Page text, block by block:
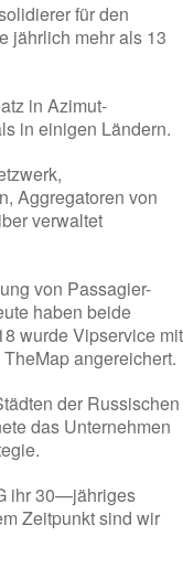
für den
jährlich mehr als 13
in Azimut-
in einigen Ländern.
Aggregatoren von
verwaltet
von Passagier-
haben beide
wurde Vipservice mit
angereichert.
der Russischen
das Unternehmen
ihr 30—jähriges
Zeitpunkt sind wir